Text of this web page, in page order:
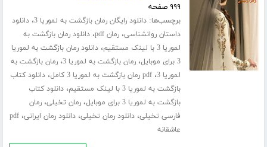
۹۹۹ صفحه
برچسب‌ها:دانلود رایگان رمان بازگشت به لموریا 3 ،دانلود
داستان روانشناسی،رمان pdf ،دانلود رمان بازگشت به
لموریا 3 با لینک مستقیم
،دانلود رمان بازگشت به لموریا
3 برای موبایل
،رمان بازگشت به لموریا 3 ،رمان بازگشت به
لموریا 3 ،pdf رمان بازگشت به لموریا 3 کامل ،دانلود کتاب
بازگشت به لموریا 3 با لینک مستقیم
،دانلود کتاب
بازگشت به لموریا 3 برای موبایل
،رمان تخیلی،رمان
فارسی تخیلی،دانلود رمان تخیلی،دانلود رمان ایرانی،pdf
عاشقانه